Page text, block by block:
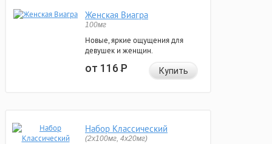
Женская Виагра
100мг
Новые, яркие ощущения для
девушек и женщин.
от 116Р Купить
Набор Классический
(2x100мг, 4x20мг)